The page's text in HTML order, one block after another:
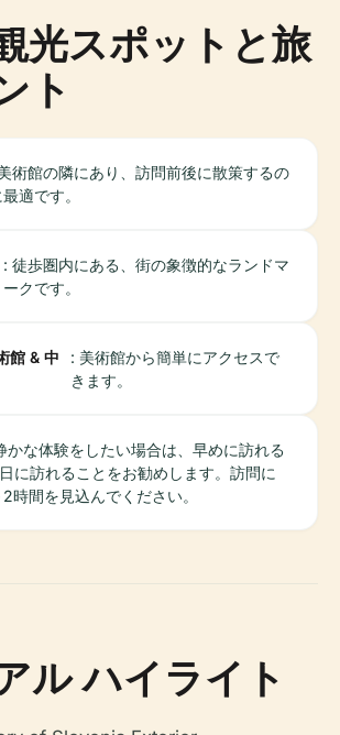
光スポットと旅
ト
術館の隣にあり、訪問前後に散策するの
適です。
: 徒歩圏内にある、街の象徴的なランドマ
ークです。
館 & 中
: 美術館から簡単にアクセスで
きます。
かな体験をしたい場合は、早めに訪れる
に訪れることをお勧めします。訪問に
時間を見込んでください。
ル ハイライト